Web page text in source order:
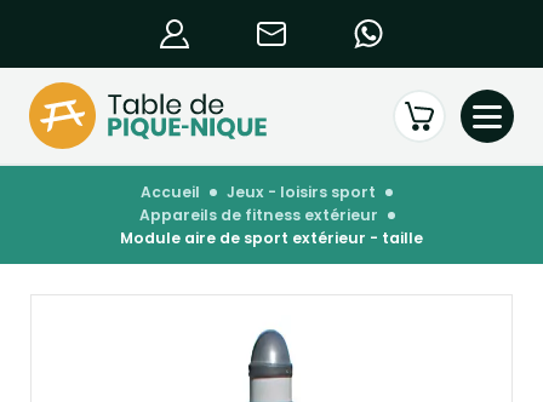
accueil
jeux - loisirs sport
appareils de fitness extérieur
module aire de sport extérieur - taille